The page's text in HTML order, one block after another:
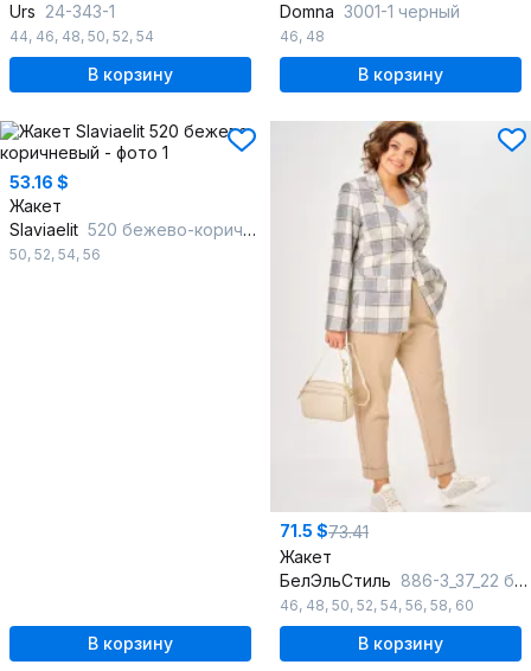
Urs 24-343-1
44, 46, 48, 50, 52, 54
В корзину
Domna 3001-1 черный
46, 48
В корзину
53.16 $
Жакет
Slaviaelit 520 бежево-коричневый
50, 52, 54, 56
В корзину
71.5 $73.41
Жакет
БелЭльСтиль 886-3_37_22 бежевый-клетка
46, 48, 50, 52, 54, 56, 58, 60
В корзину